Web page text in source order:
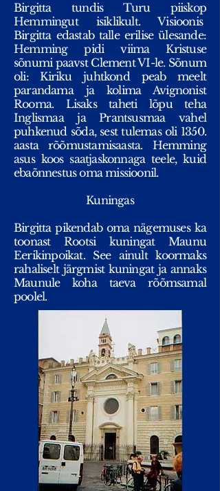
Birgitta tundis Turu piiskop
Hemmingut isiklikult. Visioonis
Birgitta edastab talle erilise ülesande:
Hemming pidi viima Kristuse
sõnumi paavst Clement VI-le. Sõnum
oli: Kiriku juhtkond peab meelt
parandama ja kolima Avignonist
Rooma. Lisaks taheti lõpu teha
Inglismaa ja Prantsusmaa vahel
puhkenud sõda, sest tulemas oli 1350.
aasta rõõmustamisaasta. Hemming
asus koos saatjaskonnaga teele, kuid
ebaõnnestus oma missioonil.
Kuningas
Birgitta pikendab oma nägemuses ka
toonast Rootsi kuningat Maunu
Eerikinpoikat. See ainult koormaks
rahaliselt järgmist kuningat ja annaks
Maunule koha taeva rõõmsamal
poolel.